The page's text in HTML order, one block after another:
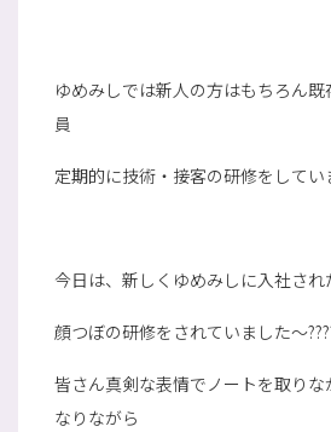
ゆめみしでは新人の方はもちろん
員
定期的に技術・接客の研修をしてい
今日は、新しくゆめみしに入社さ
顔つぼの研修をされていました～
皆さん真剣な表情でノートを取り
なりながら